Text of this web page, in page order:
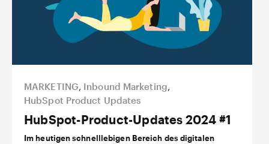
MARKETING, Inbound Marketing,
HubSpot Product Updates
HubSpot-Product-Updates 2024 #1
Im heutigen schnelllebigen Bereich des digitalen